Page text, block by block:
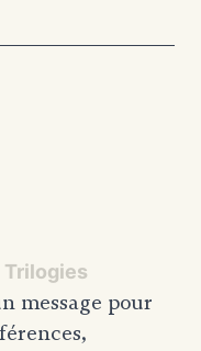
message pour